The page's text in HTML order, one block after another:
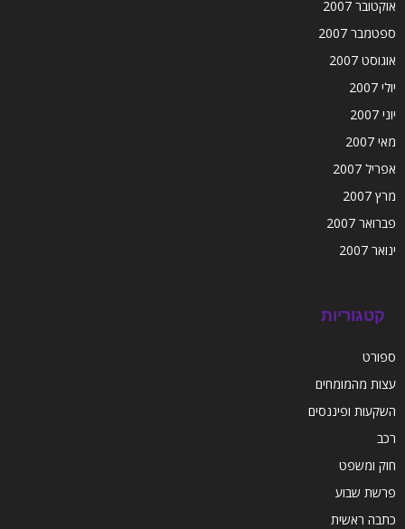
אוקטובר 2007
ספטמבר 2007
אוגוסט 2007
יולי 2007
יוני 2007
מאי 2007
אפריל 2007
מרץ 2007
פברואר 2007
ינואר 2007
קטגוריות
ספורט
עצות מהמומחים
השקעות ופיננסים
רכב
חוק ומשפט
פרשת שבוע
כתבה ראשית